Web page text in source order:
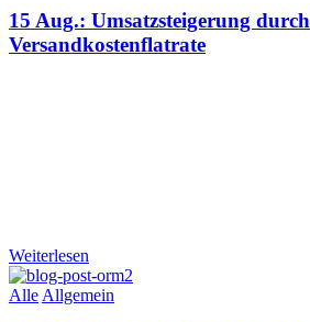
15 Aug.: Umsatzsteigerung durch
Versandkostenflatrate
Weiterlesen
Alle Allgemein